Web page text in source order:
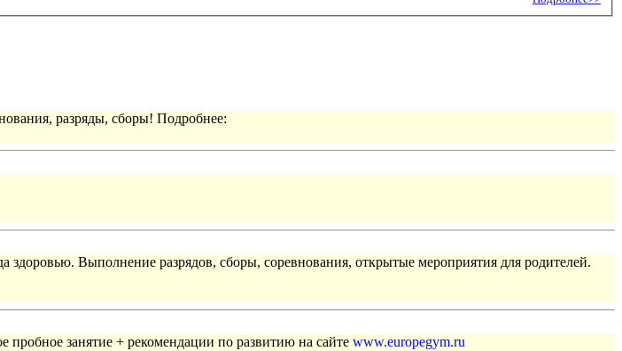
разряды, сборы! Подробнее:
здоровью. Выполнение разрядов, сборы, соревнования, открытые мероприятия для родителей.
пробное занятие + рекомендации по развитию на сайте www.europegym.ru